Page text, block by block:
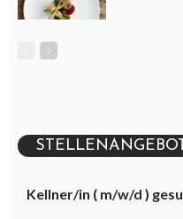
Kellner/in ( m/w/d )